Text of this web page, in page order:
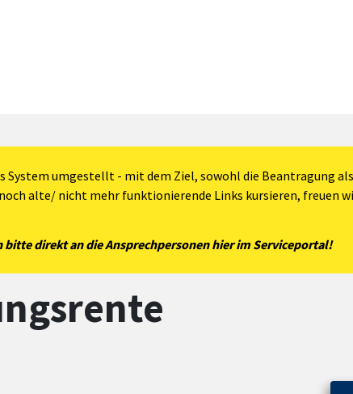
System umgestellt - mit dem Ziel, sowohl die Beantragung
alte/ nicht mehr funktionierende Links kursieren, freuen
direkt an die Ansprechpersonen hier im Serviceportal!